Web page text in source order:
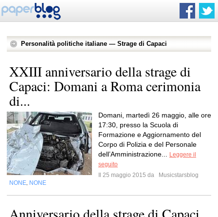
Personalità politiche italiane — Strage di Capaci
XXIII anniversario della strage di
Capaci: Domani a Roma cerimonia
di...
Domani, martedì 26 maggio, alle ore
17:30, presso la Scuola di
Formazione e Aggiornamento del
Corpo di Polizia e del Personale
dell’Amministrazione...
Leggere il
seguito
Il 25 maggio 2015 da
Musicstarsblog
NONE NONE